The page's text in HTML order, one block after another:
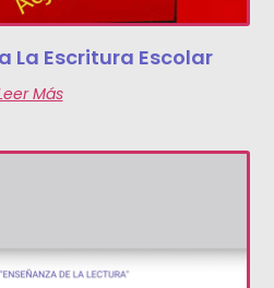
La Escritura Escolar
Más